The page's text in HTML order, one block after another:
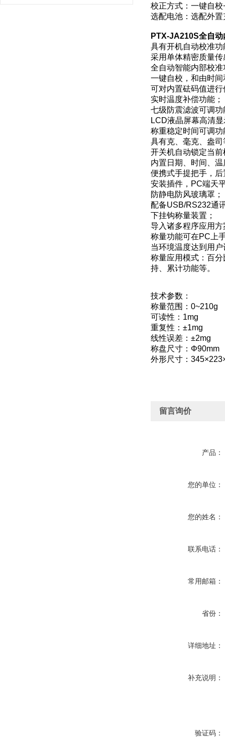
校正方式：一键自
选配电池：选配外置
PTX-JA210S全自
具有开机自动校准功
采用单体精密质量传
全自动智能内部校准
一键自校，和由时
可对内置砝码值进行
实时温度补偿功能；
七级防震滤波可调功
LCD液晶屏幕高清
称重稳定时间可调功
具有克、毫克、盎
开关机自动锁定当前
内置日期、时间、
便携式手提把手，
安装插件，PC端天
防静电防风玻璃罩；
配备USB/RS232通
下挂钩称量装置；
导入诸多程序应用
称量功能可在PC上
当环境温度达到用
称量应用模式：百
持、累计功能等。
技术参数：
称量范围：0~210g
可读性：1mg
重复性：±1mg
线性误差：±2mg
称盘尺寸：Φ90mm
外形尺寸：
留言询价
产品：
您的单位：
您的姓名：
联系电话：
常用邮箱：
省份：
详细地址：
补充说明：
验证码：